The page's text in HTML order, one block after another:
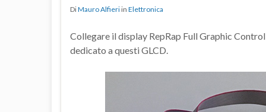
DiMauro Alfieri in Elettronica
Collegare il display RepRap Full Graphic
dedicato a questi GLCD.